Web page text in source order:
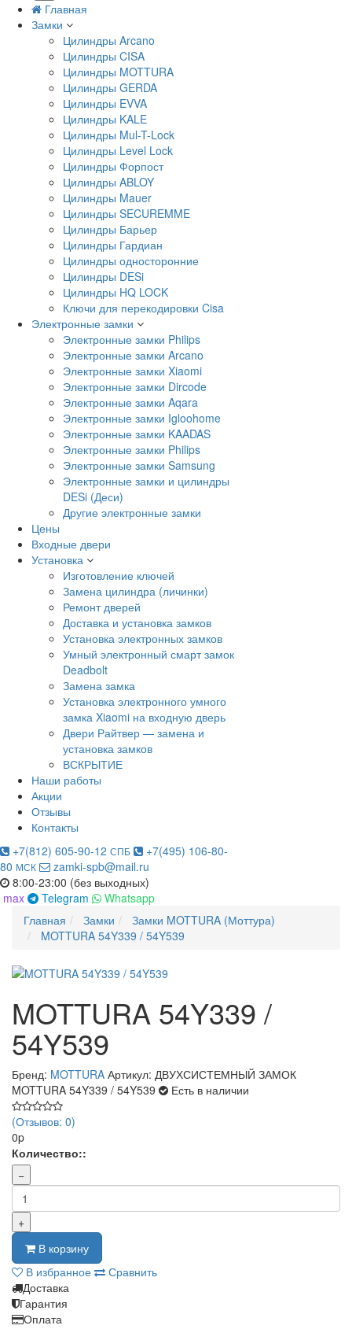
Главная
Замки
Цилиндры Arcano
Цилиндры CISA
Цилиндры MOTTURA
Цилиндры GERDA
Цилиндры EVVA
Цилиндры KALE
Цилиндры Mul-T-Lock
Цилиндры Level Lock
Цилиндры Форпост
Цилиндры ABLOY
Цилиндры Mauer
Цилиндры SECUREMME
Цилиндры Барьер
Цилиндры Гардиан
Цилиндры односторонние
Цилиндры DESi
Цилиндры HQ LOCK
Ключи для перекодировки Cisa
Электронные замки
Электронные замки Philips
Электронные замки Arcano
Электронные замки Xiaomi
Электронные замки Dircode
Электронные замки Aqara
Электронные замки Igloohome
Электронные замки KAADAS
Электронные замки Philips
Электронные замки Samsung
Электронные замки и цилиндры
DESi (Деси)
Другие электронные замки
Цены
Входные двери
Установка
Изготовление ключей
Замена цилиндра (личинки)
Ремонт дверей
Доставка и установка замков
Установка электронных замков
Умный электронный смарт замок
Deadbolt
Замена замка
Установка электронного умного
замка Xiaomi на входную дверь
Двери Райтвер — замена и
установка замков
ВСКРЫТИЕ
Наши работы
Акции
Отзывы
Контакты
+7(812) 605-90-12 СПБ
+7(495) 106-80-
80 МСК
zamki-spb@mail.ru
8:00-23:00 (без выходных)
max
Telegram
Whatsapp
Главная
Замки
Замки MOTTURA (Моттура)
MOTTURA 54Y339 / 54Y539
MOTTURA 54Y339 /
54Y539
Бренд: MOTTURA Артикул: ДВУХСИСТЕМНЫЙ ЗАМОК
MOTTURA 54Y339 / 54Y539
Есть в наличии
(Отзывов: 0)
0p
Количество::
−
+
В корзину
В избранное
Сравнить
Доставка
Гарантия
Оплата